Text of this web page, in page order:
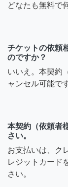
どなたも無料で
チケットの依頼
のですか？
いいえ。本契約
ャンセル可能で
本契約（依頼者
さい。
お支払いは、ク
レジットカード
さい。